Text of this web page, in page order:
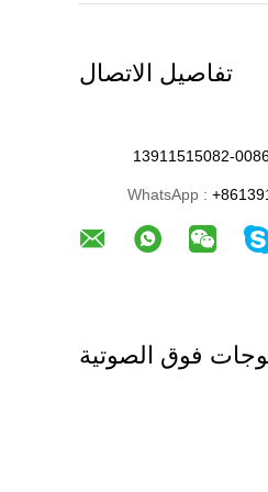
تفاصيل الاتصال
فوق الصوتية